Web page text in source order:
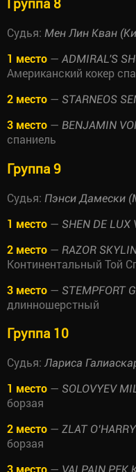
Судья: Мен Лин Кван
1 место — ADMIRAL'S
Американский кокер
2 место — STARNEOS
3 место — BENJAMIN
спаниель
Группа 9
Судья: Пэнси Дамески
1 место — SHEN DE LUX
2 место — RAZOR
Континентальный Той
3 место — STEMPFORT
длинношерстный
Группа 10
Судья: Лариса
1 место — SOLOVYEV
борзая
2 место — ZLAT
борзая
3 место —